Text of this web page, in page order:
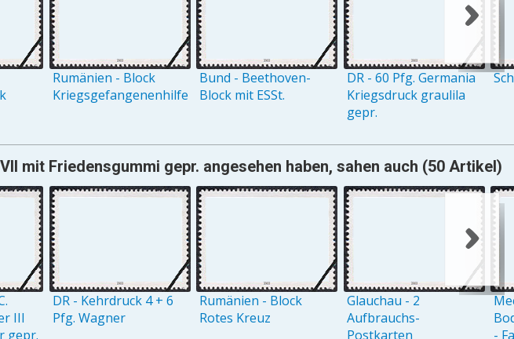
Rumänien - Block
Kriegsgefangenenhilfe
Bund - Beethoven-
Block mit ESSt.
DR - 60 Pfg. Germania
Kriegsdruck graulila
gepr.
mit Friedensgummi gepr. angesehen haben, sahen auch (50 Artikel)
III
gepr.
DR - Kehrdruck 4 + 6
Pfg. Wagner
Rumänien - Block
Rotes Kreuz
Glauchau - 2
Aufbrauchs-
Postkarten
-